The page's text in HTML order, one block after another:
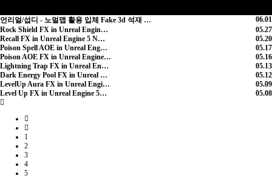
06.01
언리얼/섭디 - 노멀맵 활용 입체 Fake 3d 석재 …
05.27
Rock Shield FX in Unreal Engin…
05.20
Recall FX in Unreal Engine 5 N…
05.17
Poison Spell AOE in Unreal Eng…
05.16
Poison AOE FX in Unreal Engine…
05.13
Lightning Trap FX in Unreal En…
05.12
Dark Energy Pool FX in Unreal …
05.09
LevelUp Aura FX in Unreal Engi…
05.08
Level Up FX in Unreal Engine 5…
1
2
3
4
5